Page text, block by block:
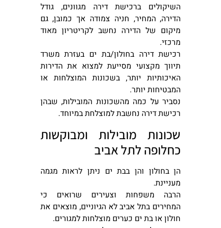
השיקולים ברכישת דירה מגוונים, גודל
הדירה, המחיר, חניה צמודה אך כמובן, גם
מיקום של הדירה נחשב לקריטריון מאוד
מרכזי.
רכישת דירה בחולון/בת ים בעזרת משרד
תיווך מקצועי מסייעת למצוא את הדירות
האיכותיות יותר, בשכונות המוצלחות או
המבטיחות יותר.
נסביר על כמה מהשכונות המובילות, שבהן
רכישת דירה נחשבת למוצלחת במיוחד.
שכונות מובילות ומבוקשות
כחלופה לתל אביב
הן בחולון והן בבת ים ניתן לראות מגמה
מעניינת.
הרבה משפחות וצעירים שרואים כי
המחירים בתל אביב לא הגיוניים, מוצאים את
חולון או בת ים כערים מוצלחות למגורים.